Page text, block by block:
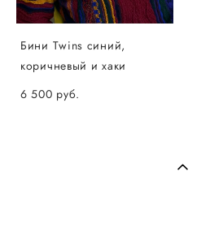
Бини Twins синий,
коричневый и хаки
6 500 pуб.